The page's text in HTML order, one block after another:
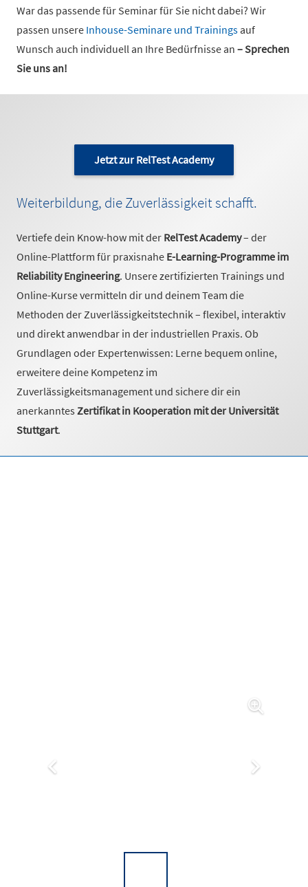
War das passende für Seminar für Sie nicht dabei? Wir
passen unsere Inhouse-Seminare und Trainingsauf
Wunsch auch individuell an Ihre Bedürfnisse an – Sprechen
Sie uns an!
Jetzt zur RelTest Academy
Weiterbildung, die Zuverlässigkeit schafft.
Vertiefe dein Know-how mit der RelTest Academy– der
Online-Plattform für praxisnahe E-Learning-Programme im
Reliability Engineering. Unsere zertifizierten Trainings und
Online-Kurse vermitteln dir und deinem Team die
Methoden der Zuverlässigkeitstechnik – flexibel, interaktiv
und direkt anwendbar in der industriellen Praxis. Ob
Grundlagen oder Expertenwissen: Lerne bequem online,
erweitere deine Kompetenz im
Zuverlässigkeitsmanagement und sichere dir ein
anerkanntesZertifikat in Kooperation mit der Universität
Stuttgart.